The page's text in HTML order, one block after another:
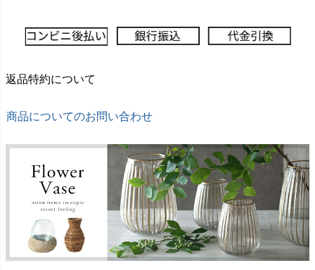
返品特約について
商品についてのお問い合わせ